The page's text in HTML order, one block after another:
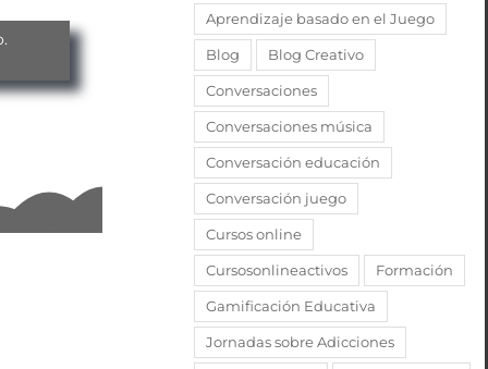
Aprendizaje basado en el Juego
Blog Blog Creativo
Conversaciones
Conversaciones música
Conversación educación
Conversación juego
Cursos online
Cursosonlineactivos Formación
Gamificación Educativa
Jornadas sobre Adicciones